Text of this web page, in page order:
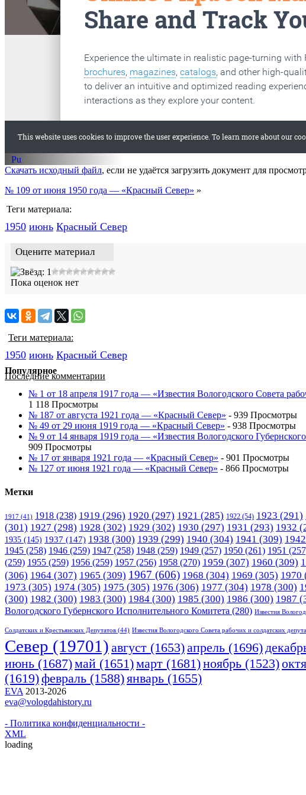
Вологда старые газеты
Скачать исходный файл, если не удаётся загрузить документ для
№ 109 от июня 1950 года — «Красный Север» »
Теги материала:
1950 июнь Красный Cевер
Оцените материал
Пока оценок нет
Теги материала:
1950 июнь Красный Cевер
Последние комментарии
Популярное
№ 1 от 18 апреля 1917 года — «Известия Вологодского Совета
1 118 Просмотры
№ 187 от августа 1921 года — «Красный Север» - 939 Просмотры
№ 49 от 29 июня 1919 года — «Красный Север» - 938 Просмотры
№ 9 от 14 января 1919 года — «Известия Вологодского
909 Просмотры
№ 17 от января 1921 года — «Красный Север» - 901 Просмотры
№ 127 от июня 1921 года — «Красный Север» - 866 Просмотры
Метки
1917 (41) 1918 (238) 1919 (296) 1920 (297) 1921 (285) 1922 (54) 1923 (291)
(301) 1927 (298) 1928 (302) 1929 (302) 1930 (297) 1931 (293) 1932
1935 (145) 1937 (147) 1938 (300) 1939 (299) 1940 (304) 1941 (309) 1942
1945 (258) 1946 (259) 1947 (258) 1948 (259) 1949 (257) 1950 (261) 1951
(259) 1955 (259) 1956 (259) 1957 (256) 1958 (270) 1959 (307) 1960 (309)
(306) 1964 (307) 1965 (309) 1967 (606) 1968 (304) 1969 (305) 1970
1973 (305) 1974 (305) 1975 (305) 1976 (306) 1977 (304) 1978 (300)
(300) 1982 (300) 1983 (300) 1984 (300) 1985 (300) 1986 (300) 1987
Вологодского Губернского Исполнительного Комитета (280) Известия
Солдатских и Крестьянских Депутатов (44) Известия Вологодского Совета рабочих и солдатских
Cевер (19701) август (1653)апрель (1696)
июнь (1687)май (1651)март (1681)ноябрь (1523)
(1619)февраль (1588)январь (1655)
EVA 2013-2026
eva@vologdahistory.ru
- Политика конфиденциальности -
XML
loading